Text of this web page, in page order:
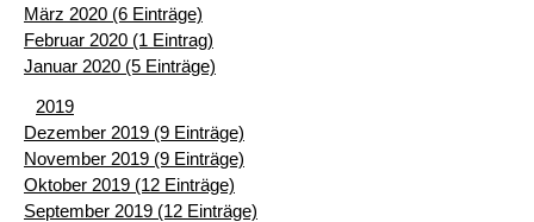
März 2020 (6 Einträge)
Februar 2020 (1 Eintrag)
Januar 2020 (5 Einträge)
2019
Dezember 2019 (9 Einträge)
November 2019 (9 Einträge)
Oktober 2019 (12 Einträge)
September 2019 (12 Einträge)